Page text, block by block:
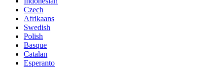
Czech
Afrikaans
Swedish
Polish
Basque
Catalan
Esperanto